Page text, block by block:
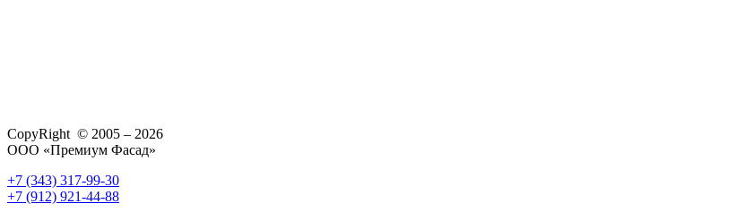
CopyRight © 2005 – 2026
ООО «Премиум Фасад»
+7 (343) 317-99-30
+7 (912) 921-44-88